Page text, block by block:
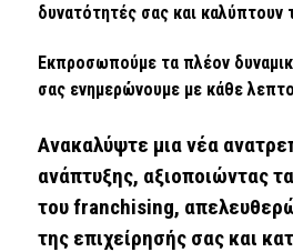
δυνατότητές σας και καλύπτουν
Εκπροσωπούμε τα πλέον
σας ενημερώνουμε με κάθε
Ανακαλύψτε μια νέα
ανάπτυξης, αξιοποιώντας
του franchising,
της επιχείρησής σας και